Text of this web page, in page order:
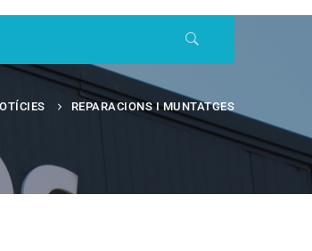
REPARACIONS I MUNTATGES